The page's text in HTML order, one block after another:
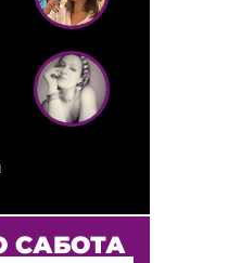
САБОТА